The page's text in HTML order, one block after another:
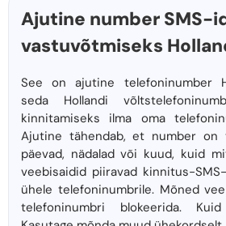
Ajutine number SMS-
vastuvõtmiseks
See on ajutine telefoninumber
seda Hollandi
kinnitamiseks ilma oma
Ajutine tähendab, et number on
päevad, nädalad või kuud, kuid
veebisaidid piiravad kinnitus-
ühele telefoninumbrile. Mõned
telefoninumbri blokeerida.